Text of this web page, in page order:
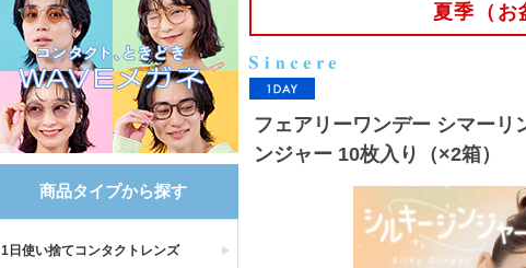
商品タイプから探す
1日使い捨てコンタクトレンズ
夏季（お
フェアリーワンデー シマーリ
ンジャー 10枚入り（×2箱）